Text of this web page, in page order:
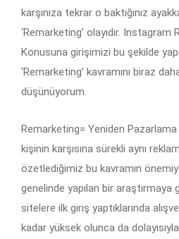
karşınıza tekrar o baktığınız
‘Remarketing’ olayıdır. Instagram
Konusuna girişimizi bu şekilde
‘Remarketing’ kavramını biraz
düşünüyorum.
Remarketing= Yeniden
kişinin karşısına sürekli aynı
özetlediğimiz bu kavramın
genelinde yapılan bir araştırmaya
sitelere ilk giriş yaptıklarında
kadar yüksek olunca da